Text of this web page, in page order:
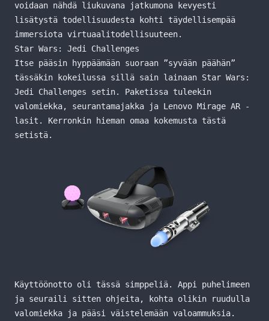
voidaan nähdä liukuvana jatkumona kevyesti
lisätystä todellisuudesta kohti täydellisempää
immersiota virtuaalitodellisuuteen.
Star Wars: Jedi Challenges
Itse pääsin hyppäämään suoraan ”syvään päähän”
tässäkin kokeilussa sillä sain lainaan Star Wars:
Jedi Challenges setin. Paketissa tuleekin
valomiekka, seurantamajakka ja Lenovo Mirage AR -
lasit. Kerronkin hieman omaa kokemusta tästä
setistä.
Käyttöönotto oli tässä simppeliä. Appi puhelimeen
ja seuraili sitten ohjeita, kohta olikin ruudulla
valomiekka ja pääsi väistelemään valoammuksia.